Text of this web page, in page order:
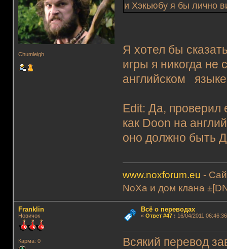
Chumleigh
и Хэкьюбу я бы лично
Я хотел бы
игры я никогда не
английском
Edit: Да, проверил
как Doon на
оно должно быть
www.noxforum.eu -
NoXa и дом клана
Franklin
Новичок
Карма: 0
Всё о переводах
« Ответ #47: 16/04/2011
Всякий перевод